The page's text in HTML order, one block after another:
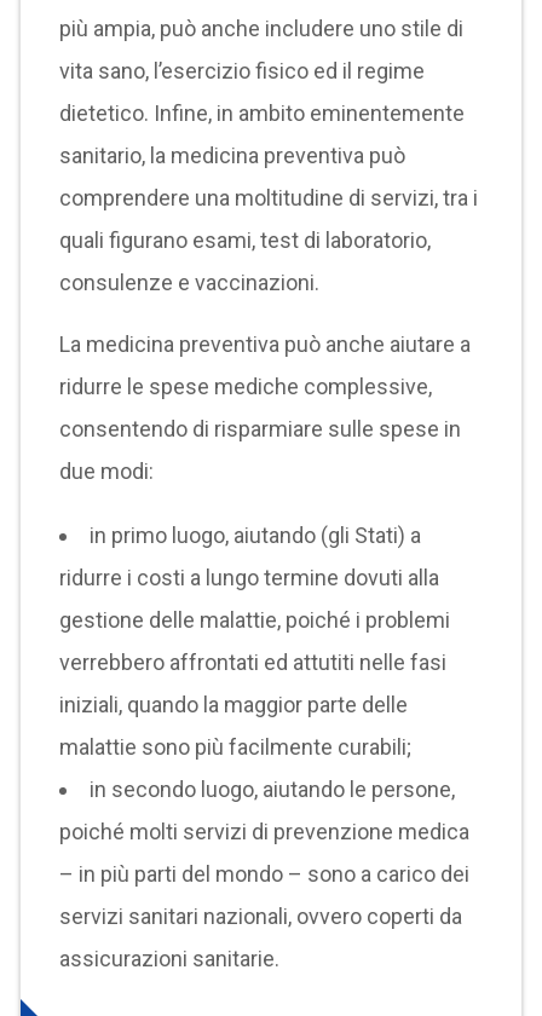
più ampia, può anche includere uno stile di
vita sano, l’esercizio fisico ed il regime
dietetico. Infine, in ambito eminentemente
sanitario, la medicina preventiva può
comprendere una moltitudine di servizi, tra i
quali figurano esami, test di laboratorio,
consulenze e vaccinazioni.
La medicina preventiva può anche aiutare a
ridurre le spese mediche complessive,
consentendo di risparmiare sulle spese in
due modi:
in primo luogo, aiutando (gli Stati) a
ridurre i costi a lungo termine dovuti alla
gestione delle malattie, poiché i problemi
verrebbero affrontati ed attutiti nelle fasi
iniziali, quando la maggior parte delle
malattie sono più facilmente curabili;
in secondo luogo, aiutando le persone,
poiché molti servizi di prevenzione medica
– in più parti del mondo – sono a carico dei
servizi sanitari nazionali, ovvero coperti da
assicurazioni sanitarie.